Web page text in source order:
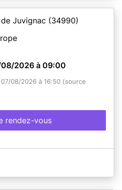
plus
Juvignac (34990)
2026 à 09:00
08/2026 à 16:50 (source
rendez-vous